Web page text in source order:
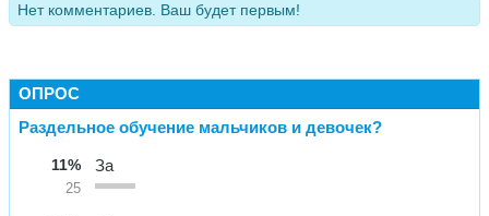
Нет комментариев. Ваш будет первым!
ОПРОС
Раздельное обучение мальчиков и девочек?
11%
25
За